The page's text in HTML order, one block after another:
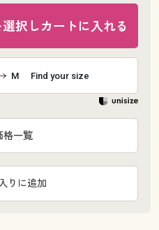
択しカートに入れる
M Find your size
りに追加
格一覧